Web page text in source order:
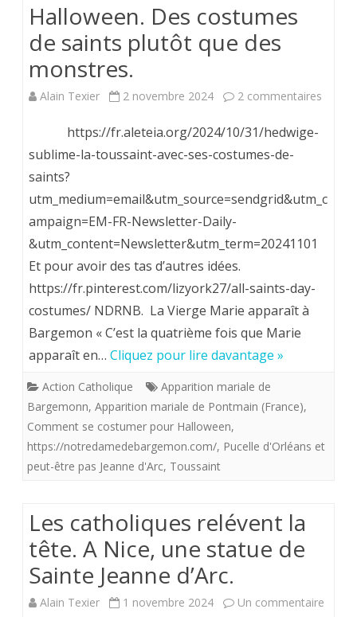
du
15
au
17
novembre
2024.
Gouverneurs
de
la
en
ont
,
un
temps,
assuré
garde.
Halloween. Des costumes
de saints plutôt que des
monstres.
Alain Texier 2 novembre 2024 2 commentaires
de
https://fr.aleteia.org/2024/10/31/hedwige-
sublime-la-toussaint-avec-ses-costumes-de-
saints?
utm_medium=email&utm_source=sendgrid&utm_c
ampaign=EM-FR-Newsletter-Daily-
&utm_content=Newsletter&utm_term=20241101
Et pour avoir des tas d’autres idées.
https://fr.pinterest.com/lizyork27/all-saints-day-
costumes/ NDRNB. La Vierge Marie apparaît à
Bargemon « C’est la quatrième fois que Marie
apparaît en… Cliquez pour lire davantage »
Action Catholique
Apparition mariale de
Bargemonn, Apparition mariale de Pontmain (France),
Comment se costumer pour Halloween,
https://notredamedebargemon.com/, Pucelle d'Orléans et
peut-être pas Jeanne d'Arc, Toussaint
Les catholiques relévent la
tête. A Nice, une statue de
Sainte Jeanne d’Arc.
Alain Texier 1 novembre 2024 Un commentaire